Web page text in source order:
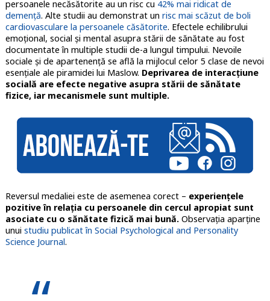
persoanele necăsătorite au un risc cu 42% mai ridicat de
demență. Alte studii au demonstrat un risc mai scăzut de boli
cardiovasculare la persoanele căsătorite. Efectele echilibrului
emoțional, social și mental asupra stării de sănătate au fost
documentate în multiple studii de-a lungul timpului. Nevoile
sociale și de apartenență se află la mijlocul celor 5 clase de nevoi
esențiale ale piramidei lui Maslow. Deprivarea de interacțiune
socială are efecte negative asupra stării de sănătate
fizice, iar mecanismele sunt multiple.
Reversul medaliei este de asemenea corect – experiențele
pozitive în relația cu persoanele din cercul apropiat sunt
asociate cu o sănătate fizică mai bună.Observația aparține
unui studiu publicat în Social Psychological and Personality
Science Journal.